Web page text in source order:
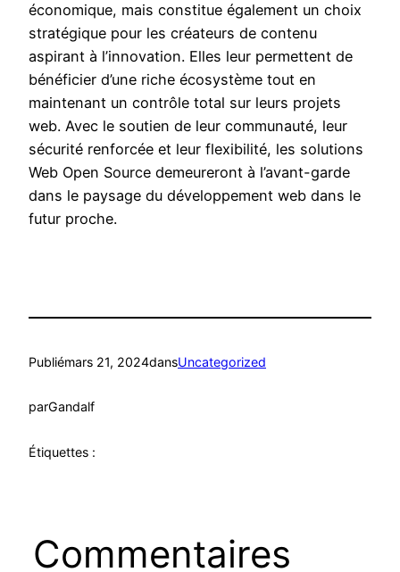
économique, mais constitue également un choix
stratégique pour les créateurs de contenu
aspirant à l’innovation. Elles leur permettent de
bénéficier d’une riche écosystème tout en
maintenant un contrôle total sur leurs projets
web. Avec le soutien de leur communauté, leur
sécurité renforcée et leur flexibilité, les solutions
Web Open Source demeureront à l’avant-garde
dans le paysage du développement web dans le
futur proche.
Publiémars 21, 2024dansUncategorized
parGandalf
Étiquettes :
Commentaires